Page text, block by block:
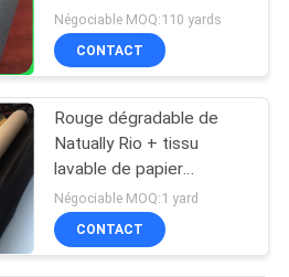
Négociable MOQ:110 yards
CONTACT
Rouge dégradable de
Natually Rio + tissu
lavable de papier
d'emballage d'or pour le
sac d'usine
Négociable MOQ:1 yard
CONTACT